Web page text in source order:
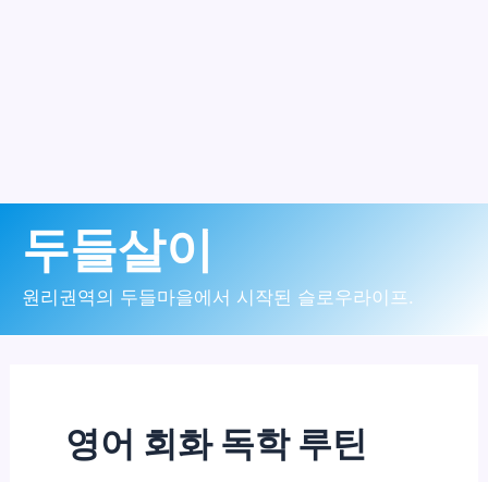
로
두들살이
원리권역의 두들마을에서 시작된 슬로우라이프.
영어 회화 독학 루틴